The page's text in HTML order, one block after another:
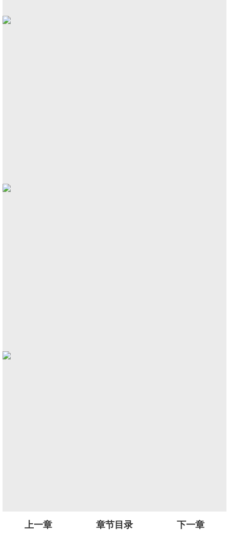
上一章 章节目录 下一章